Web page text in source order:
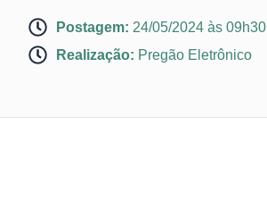
Postagem: 24/05/2024 às 09h30
Realização: Pregão Eletrônico